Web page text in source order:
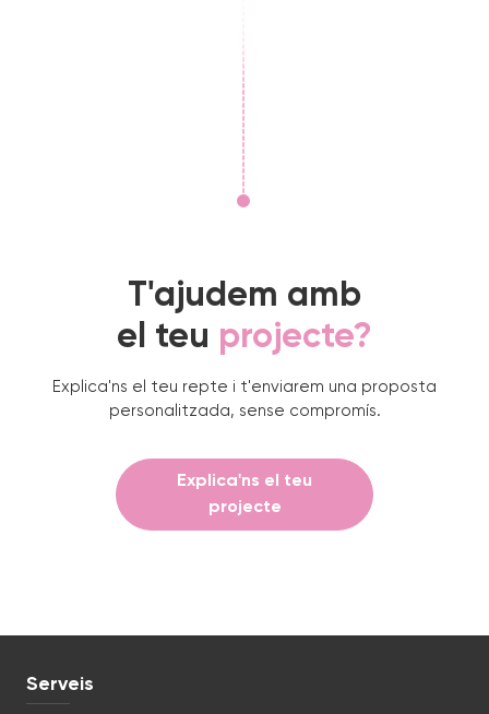
T'ajudem amb
el teu projecte?
Explica'ns el teu repte i t'enviarem una proposta
personalitzada, sense compromís.
Explica'ns el teu
projecte
Serveis